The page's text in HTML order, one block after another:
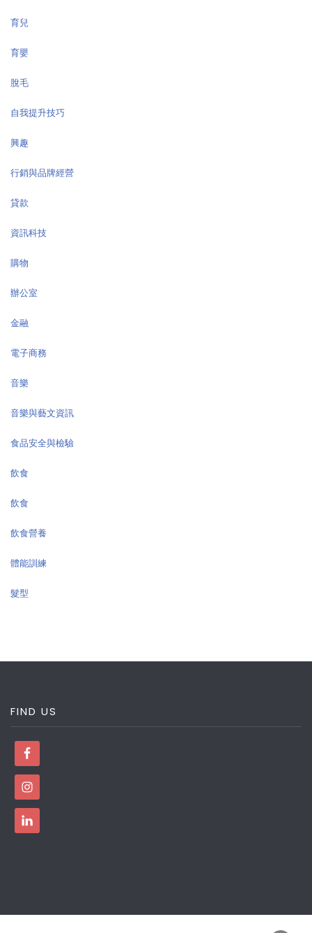
育兒
育嬰
脫毛
自我提升技巧
興趣
行銷與品牌經營
貸款
資訊科技
購物
辦公室
金融
電子商務
音樂
音樂與藝文資訊
食品安全與檢驗
飲食
飲食
飲食營養
體能訓練
髮型
FIND US